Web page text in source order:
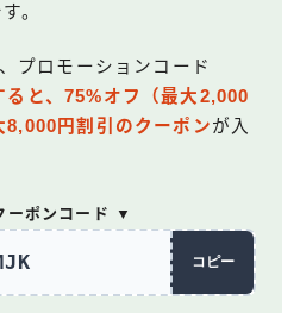
。
プロモーションコード
ると、75%オフ（最大2,000
8,000円割引のクーポンが入
ーポンコード ▼
コピー